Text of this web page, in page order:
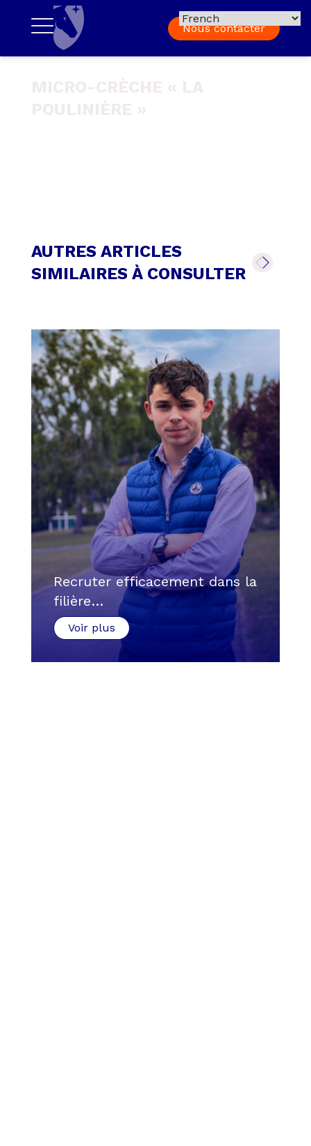
Nous contacter
AUTRES ARTICLES
SIMILAIRES À CONSULTER
Recruter efficacement dans la
filière…
Voir plus